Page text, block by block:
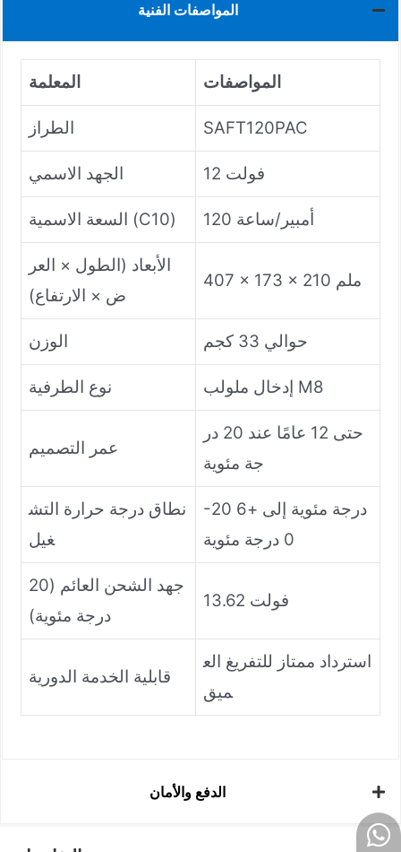
المواصفات الفنية
المعلمة المواصفات
الطراز SAFT120PAC
الجهد الاسمي 12 فولت
السعة الاسمية (C10) 120 أمبير/ساعة
الأبعاد (الطول × العر
ض × الارتفاع)
407 × 173 × 210 ملم
الوزن حوالي 33 كجم
نوع الطرفية إدخال ملولب M8
عمر التصميم
حتى 12 عامًا عند 20 در
جة مئوية
نطاق درجة حرارة التش
غيل
-20 درجة مئوية إلى +6
0 درجة مئوية
جهد الشحن العائم (20
درجة مئوية)
13.62 فولت
قابلية الخدمة الدورية
استرداد ممتاز للتفريغ الع
ميق
الدفع والأمان